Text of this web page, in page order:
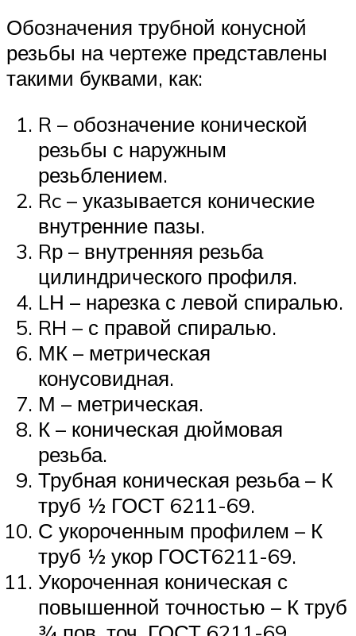
Обозначения трубной конусной
резьбы на чертеже представлены
такими буквами, как:
R – обозначение конической
резьбы с наружным
резьблением.
Rc – указывается конические
внутренние пазы.
Rр – внутренняя резьба
цилиндрического профиля.
LН – нарезка с левой спиралью.
RH – с правой спиралью.
МК – метрическая
конусовидная.
М – метрическая.
К – коническая дюймовая
резьба.
Трубная коническая резьба – К
труб ½ ГОСТ 6211-69.
С укороченным профилем – К
труб ½ укор ГОСТ6211-69.
Укороченная коническая с
повышенной точностью – К труб